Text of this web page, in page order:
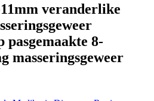
veranderlike
pasgemaakte 8-
masseringsgeweer